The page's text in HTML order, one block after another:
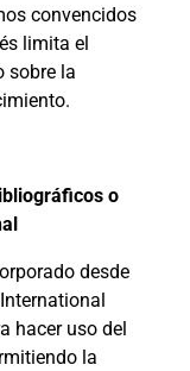
convencidos
limita el
sobre la
o
desde
hacer uso del
la